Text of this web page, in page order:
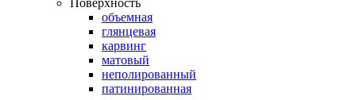
Поверхность
объемная
глянцевая
карвинг
матовый
неполированный
патинированная